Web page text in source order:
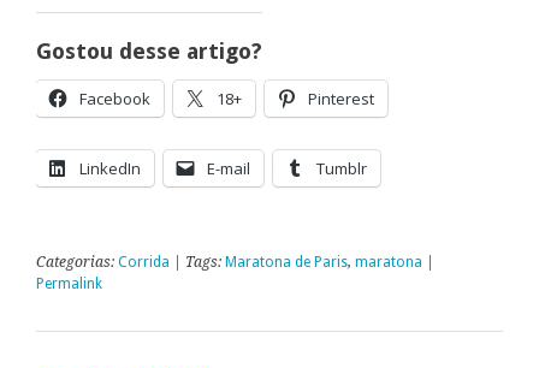
Gostou desse artigo?
Facebook 18+ Pinterest
LinkedIn E-mail Tumblr
Categorias: Corrida | Tags: Maratona de Paris, maratona
Permalink